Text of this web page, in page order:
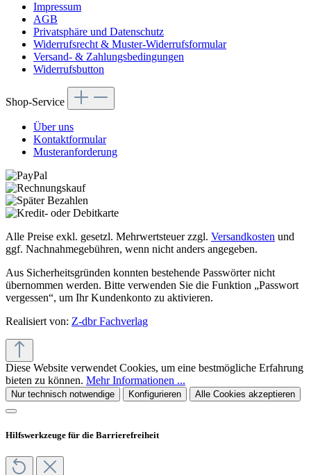
Impressum
AGB
Privatsphäre und Datenschutz
Widerrufsrecht & Muster-Widerrufsformular
Versand- & Zahlungsbedingungen
Widerrufsbutton
Shop-Service
Über uns
Kontaktformular
Musteranforderung
Alle Preise exkl. gesetzl. Mehrwertsteuer zzgl. Versandkosten und
ggf. Nachnahmegebühren, wenn nicht anders angegeben.
Aus Sicherheitsgründen konnten bestehende Passwörter nicht
übernommen werden. Bitte verwenden Sie die Funktion „Passwort
vergessen“, um Ihr Kundenkonto zu aktivieren.
Realisiert von: Z-dbr Fachverlag
Diese Website verwendet Cookies, um eine bestmögliche Erfahrung
bieten zu können. Mehr Informationen ...
Nur technisch notwendige Konfigurieren Alle Cookies akzeptieren
Hilfswerkzeuge für die Barrierefreiheit